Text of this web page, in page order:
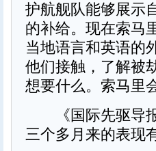
护航舰队能够展示
的补给。现在索马
当地语言和英语的
他们接触，了解被
想要什么。索马里
《国际先驱导报
三个多月来的表现